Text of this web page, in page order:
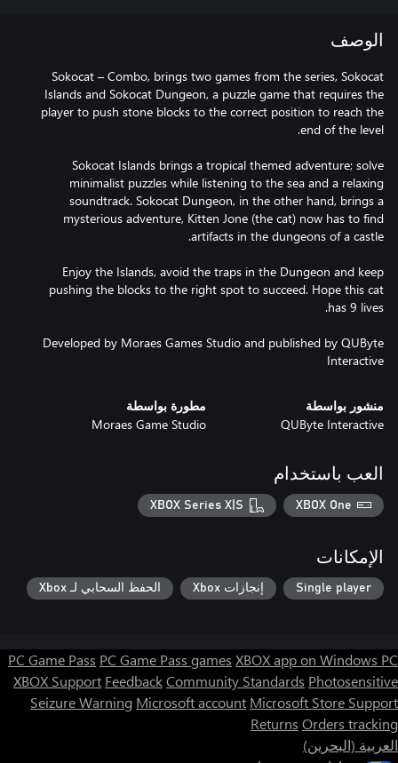
الوصف
Sokocat – Combo, brings two games from the series, Sokocat
Islands and Sokocat Dungeon, a puzzle game that requires the
player to push stone blocks to the correct position to reach the
Sokocat Islands brings a tropical themed adventure; solve
minimalist puzzles while listening to the sea and a relaxing
soundtrack. Sokocat Dungeon, in the other hand, brings a
mysterious adventure, Kitten Jone (the cat) now has to find
Enjoy the Islands, avoid the traps in the Dungeon and keep
pushing the blocks to the right spot to succeed. Hope this cat
Developed by Moraes Games Studio and published by QUByte
Interactive
منشور بواسطة
QUByte Interactive
مطورة بواسطة
Moraes Game Studio
العب باستخدام
XBOX One
XBOX Series X|S
الإمكانات
Single player إنجازات Xbox الحفظ السحابي لـ Xbox
PC Game Pass PC Game Pass games XBOX app on Windows PC
XBOX Support FeedbackCommunity Standards Photosensitive
Seizure Warning Microsoft account Microsoft Store Support
Returns Orders tracking
العربية (البحرين)